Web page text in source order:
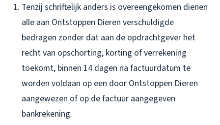
Tenzij schriftelijk anders is overeengekomen dienen
alle aan Ontstoppen Dieren verschuldigde
bedragen zonder dat aan de opdrachtgever het
recht van opschorting, korting of verrekening
toekomt, binnen 14 dagen na factuurdatum te
worden voldaan op een door Ontstoppen Dieren
aangewezen of op de factuur aangegeven
bankrekening.